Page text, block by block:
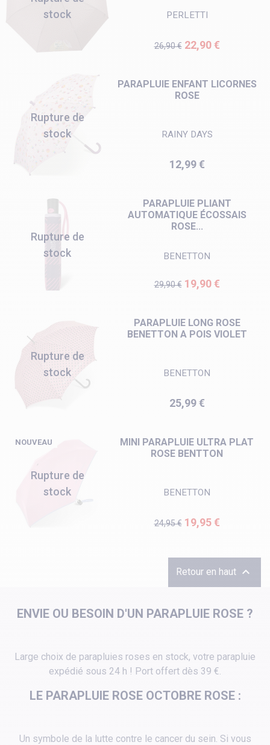
stock
PERLETTI
Prix de base
26,90 € Prix
22,90 €
Rupture de
stock
PARAPLUIE ENFANT LICORNES
ROSE
RAINY DAYS
Prix
12,99 €
Rupture de
stock
PARAPLUIE PLIANT
AUTOMATIQUE ÉCOSSAIS
ROSE...
BENETTON
Prix de base
29,90 € Prix
19,90 €
Rupture de
stock
PARAPLUIE LONG ROSE
BENETTON A POIS VIOLET
BENETTON
Prix
25,99 €
Rupture de
stock
MINI PARAPLUIE ULTRA PLAT
ROSE BENTTON
BENETTON
Prix de base
24,95 € Prix
19,95 €
NOUVEAU
Retour en haut 
ENVIE OU BESOIN D'UN PARAPLUIE ROSE ?
Large choix de parapluies roses en stock, votre parapluie
expédié sous 24 h ! Port offert dès 39 €.
LE PARAPLUIE ROSE OCTOBRE ROSE :
Un symbole de la lutte contre le cancer du sein. Si vous